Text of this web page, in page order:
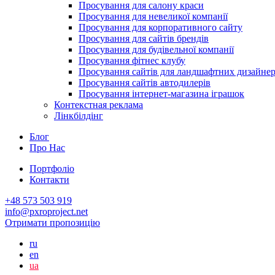
Просування для салону краси
Просування для невеликої компанії
Просування для корпоративного сайту
Просування для сайтів брендів
Просування для будівельної компанії
Просування фітнес клубу
Просування сайтів для ландшафтних
Просування сайтів автодилерів
Просування інтернет-магазина іграшок
Контекстная реклама
Лінкбілдінг
Блог
Про Нас
Портфоліо
Контакти
+48 573 503 919
info@pxroproject.net
Отримати пропозицію
ru
en
ua